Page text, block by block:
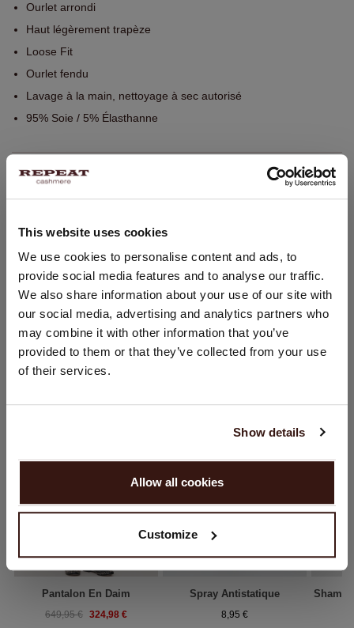
This website uses cookies
We use cookies to personalise content and ads, to
provide social media features and to analyse our traffic.
We also share information about your use of our site with
our social media, advertising and analytics partners who
may combine it with other information that you’ve
provided to them or that they’ve collected from your use
of their services.
Show details
Allow all cookies
Customize
Ourlet arrondi
Haut légèrement trapèze
Loose Fit
Ourlet fendu
Lavage à la main, nettoyage à sec autorisé
95% Soie / 5% Élasthanne
TAILLE & COUPE
LIVRAISON ET RETOURS
VOUS ALLEZ ADORER ÇA
Pantalon En Daim
649,95 € 324,98 €
Spray Antistatique
8,95 €
CHANGER DE PAYS
Vous visitez Repeat cashmere depuis Pays - Bas (€).
Souhaitez-vous mettre à jour votre localisation ?
États-Unis ($)
CONTINUER